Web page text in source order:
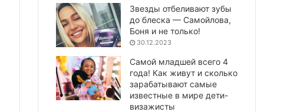
Звезды отбеливают зубы
до блеска — Самойлова,
Боня и не только!
30.12.2023
Самой младшей всего 4
года! Как живут и сколько
зарабатывают самые
известные в мире дети-
визажисты